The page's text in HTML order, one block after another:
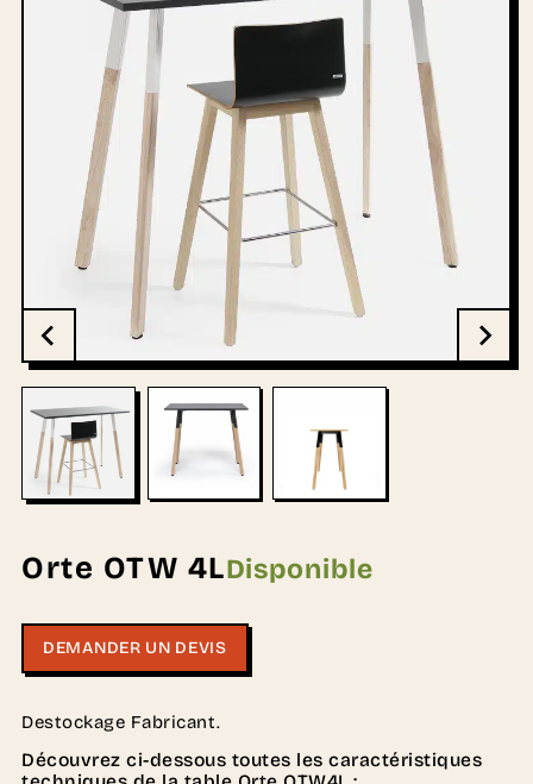
Orte OTW 4LDisponible
DEMANDER UN DEVIS
Destockage Fabricant.
Découvrez ci-dessous toutes les caractéristiques